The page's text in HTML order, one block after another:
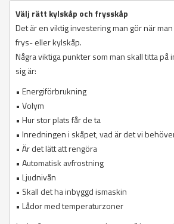
Välj rätt kylskåp och frysskåp
Det är en viktig investering man gör när
frys- eller kylskåp.
Några viktiga punkter som man skall titta på
sig är:
• Energiförbrukning
• Volym
• Hur stor plats får de ta
• Inredningen i skåpet, vad är det vi
• Är det lätt att rengöra
• Automatisk avfrostning
• Ljudnivån
• Skall det ha inbyggd ismaskin
• Lådor med temperaturzoner